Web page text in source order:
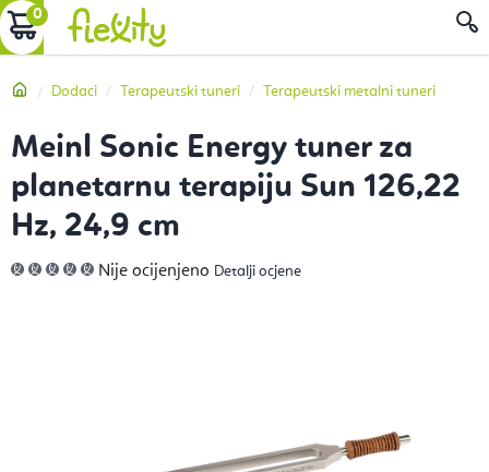
Preskoči
na
KOŠARICA
Početna
Dodaci Terapeutski tuneri Terapeutski metalni tuneri
Meinl Sonic Energy tuner za
planetarnu terapiju Sun 126,22
Hz, 24,9 cm
Prosječna
ocjena
Nije ocijenjeno Detalji ocjene